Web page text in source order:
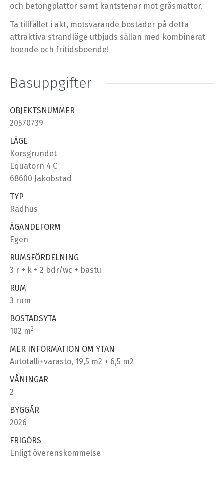
och betongplattor samt kantstenar mot gräsmattor.
Ta tillfället i akt, motsvarande bostäder på detta
attraktiva strandläge utbjuds sällan med kombinerat
boende och fritidsboende!
Basuppgifter
OBJEKTSNUMMER
20570739
LÄGE
Korsgrundet
Equatorn 4 C
68600 Jakobstad
TYP
Radhus
ÄGANDEFORM
Egen
RUMSFÖRDELNING
3 r + k + 2 bdr/wc + bastu
RUM
3 rum
BOSTADSYTA
102 m2
MER INFORMATION OM YTAN
Autotalli+varasto, 19,5 m2 + 6,5 m2
VÅNINGAR
2
BYGGÅR
2026
FRIGÖRS
Enligt överenskommelse